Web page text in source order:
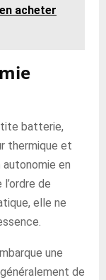
acheter
batterie,
thermique et
autonomie en
de
elle ne
une
de